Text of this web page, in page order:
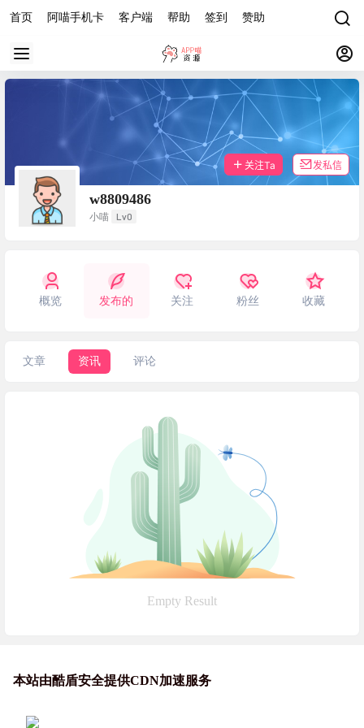
首页 阿喵手机卡 客户端 帮助 签到 赞助
w8809486
小喵 Lv0
关注Ta 发私信
概览 发布的 关注 粉丝 收藏
文章 资讯 评论
Empty Result
本站由酷盾安全提供CDN加速服务